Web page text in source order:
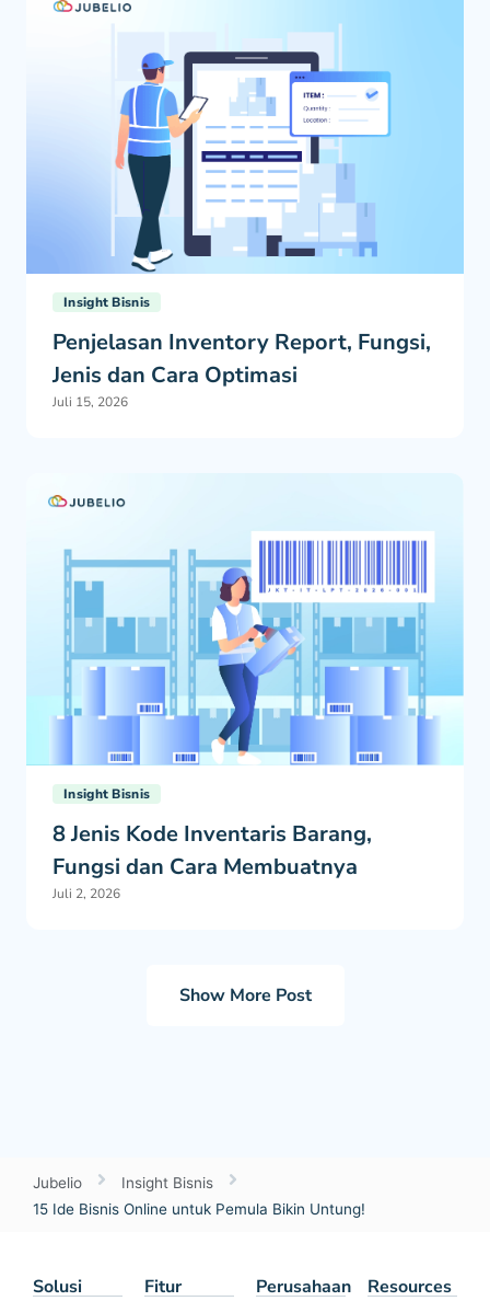
Insight Bisnis
Penjelasan Inventory Report, Fungsi,
Jenis dan Cara Optimasi
Juli 15, 2026
Insight Bisnis
8 Jenis Kode Inventaris Barang,
Fungsi dan Cara Membuatnya
Juli 2, 2026
Show More Post
Jubelio
Insight Bisnis
15 Ide Bisnis Online untuk Pemula Bikin Untung!
Solusi Fitur Perusahaan Resources